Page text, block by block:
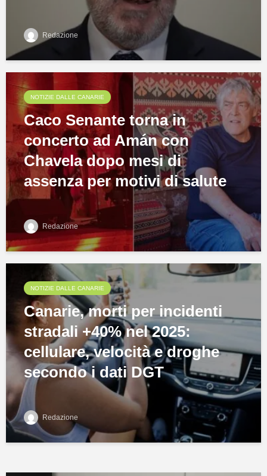
Redazione
NOTIZIE DALLE CANARIE
Caco Senante torna in
concerto ad Amán con
Chavela dopo mesi di
assenza per motivi di salute
Redazione
NOTIZIE DALLE CANARIE
Canarie, morti per incidenti
stradali +40% nel 2025:
cellulare, velocità e droghe
secondo i dati DGT
Redazione